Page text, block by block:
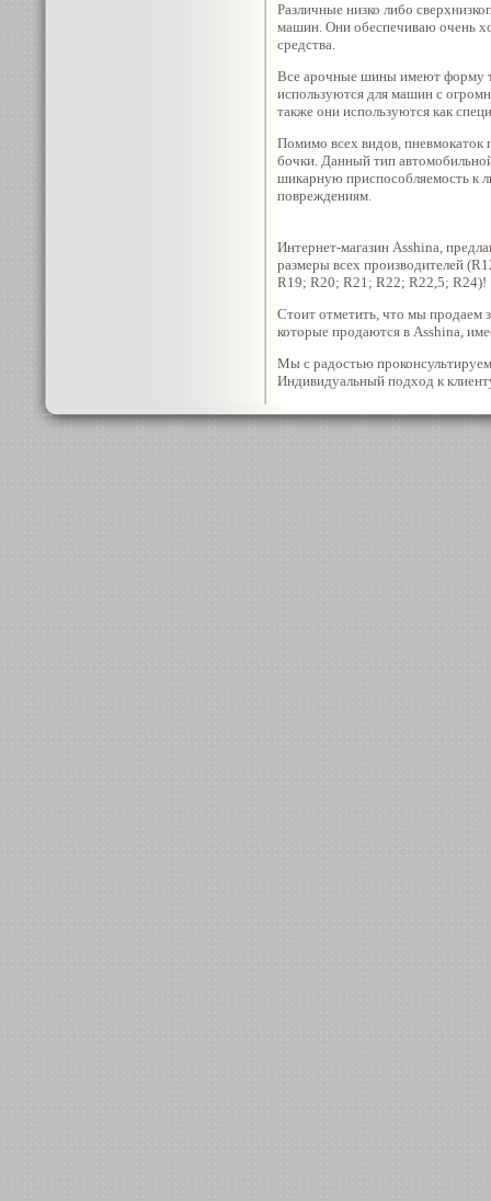
Различные низко либо
машин. Они обеспечиваю очень
средства.
Все арочные шины имеют форму
используются для машин с
также они используются как
Помимо всех видов,
бочки. Данный тип
шикарную приспособляемость к
повреждениям.
Интернет-магазин Asshina,
размеры всех производителей
R19; R20; R21; R22; R22,5; R24)!
Стоит отметить, что мы продаем
которые продаются в Asshina,
Мы с радостью
Индивидуальный подход к